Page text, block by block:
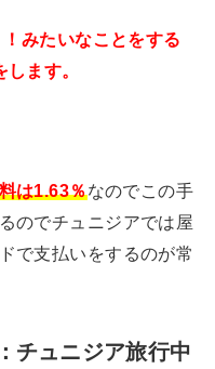
みたいなことをする
ます。
は1.63％ なのでこの手
のでチュニジアでは屋
で支払いをするのが常
チュニジア旅行中